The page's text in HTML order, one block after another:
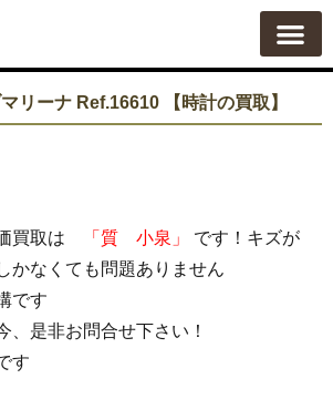
リーナ Ref.16610 【時計の買取】
買取は 「質 小泉」
です！キズが
かなくても問題ありません
です
、是非お問合せ下さい！
す